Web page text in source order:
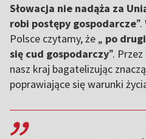
Słowacja nie nadąża za
robi postępy gospodarcze
Polsce czytamy, że „ po
się cud gospodarczy”.
nasz kraj bagatelizując
poprawiające się warunki
,,